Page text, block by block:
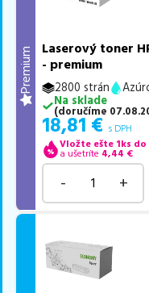
Premium
Laserový toner
- premium
2800 strán
Na sklade
(doručíme
18,81 € s DPH
Vložte ešte 1ks do
a ušetríte 4,44 €
- +